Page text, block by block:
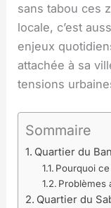
sans tabou ces
locale, c’est
enjeux
attachée à sa
tensions
Sommaire
Quartier du
Pourquoi
Problèmes
Quartier du